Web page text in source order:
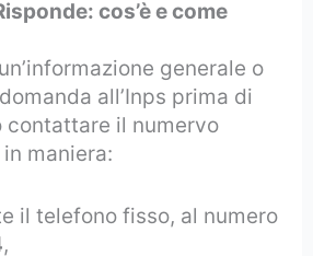
cos’è e come
generale o
all’Inps prima di
contattare il numervo
maniera:
il telefono fisso, al numero
,